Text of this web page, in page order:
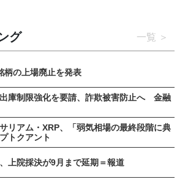
グ 一覧
柄の上場廃止を発表
庫制限強化を要請、詐欺被害防止へ 金融
リアム・XRP、「弱気相場の最終段階に典
トクアント
上院採決が9月まで延期＝報道